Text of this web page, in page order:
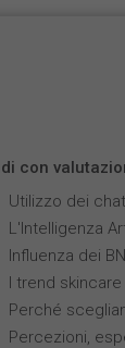
con
Utilizzo dei
L'Intelligenza
Influenza dei
I trend
Perché
Percezioni,